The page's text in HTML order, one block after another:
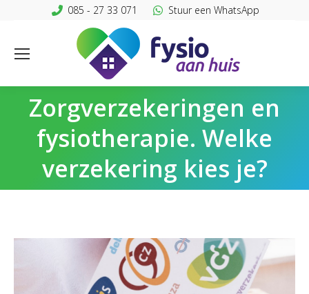
085 - 27 33 071 Stuur een WhatsApp
Zorgverzekeringen en
fysiotherapie. Welke
verzekering kies je?